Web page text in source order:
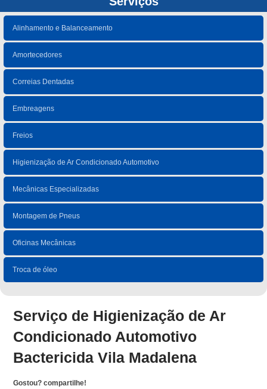
Alinhamento e Balanceamento
Amortecedores
Correias Dentadas
Embreagens
Freios
Higienização de Ar Condicionado Automotivo
Mecânicas Especializadas
Montagem de Pneus
Oficinas Mecânicas
Troca de óleo
Serviço de Higienização de Ar
Condicionado Automotivo
Bactericida Vila Madalena
Gostou? compartilhe!